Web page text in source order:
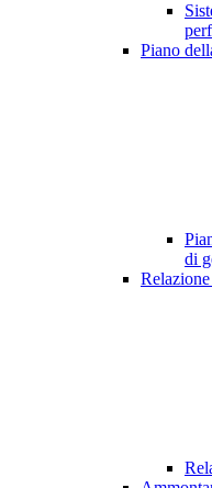
Piano
di